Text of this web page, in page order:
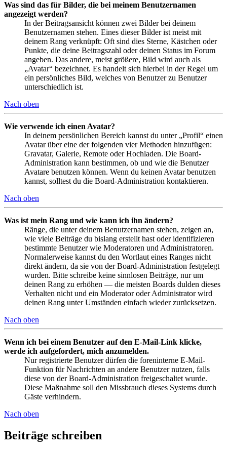
Was sind das für Bilder, die bei meinem Benutzernamen
angezeigt werden?
In der Beitragsansicht können zwei Bilder bei deinem
Benutzernamen stehen. Eines dieser Bilder ist meist mit
deinem Rang verknüpft: Oft sind dies Sterne, Kästchen oder
Punkte, die deine Beitragszahl oder deinen Status im Forum
angeben. Das andere, meist größere, Bild wird auch als
„Avatar“ bezeichnet. Es handelt sich hierbei in der Regel um
ein persönliches Bild, welches von Benutzer zu Benutzer
unterschiedlich ist.
Nach oben
Wie verwende ich einen Avatar?
In deinem persönlichen Bereich kannst du unter „Profil“ einen
Avatar über eine der folgenden vier Methoden hinzufügen:
Gravatar, Galerie, Remote oder Hochladen. Die Board-
Administration kann bestimmen, ob und wie die Benutzer
Avatare benutzen können. Wenn du keinen Avatar benutzen
kannst, solltest du die Board-Administration kontaktieren.
Nach oben
Was ist mein Rang und wie kann ich ihn ändern?
Ränge, die unter deinem Benutzernamen stehen, zeigen an,
wie viele Beiträge du bislang erstellt hast oder identifizieren
bestimmte Benutzer wie Moderatoren und Administratoren.
Normalerweise kannst du den Wortlaut eines Ranges nicht
direkt ändern, da sie von der Board-Administration festgelegt
wurden. Bitte schreibe keine sinnlosen Beiträge, nur um
deinen Rang zu erhöhen — die meisten Boards dulden dieses
Verhalten nicht und ein Moderator oder Administrator wird
deinen Rang unter Umständen einfach wieder zurücksetzen.
Nach oben
Wenn ich bei einem Benutzer auf den E-Mail-Link klicke,
werde ich aufgefordert, mich anzumelden.
Nur registrierte Benutzer dürfen die foreninterne E-Mail-
Funktion für Nachrichten an andere Benutzer nutzen, falls
diese von der Board-Administration freigeschaltet wurde.
Diese Maßnahme soll den Missbrauch dieses Systems durch
Gäste verhindern.
Nach oben
Beiträge schreiben